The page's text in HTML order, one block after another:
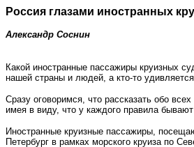
Россия глазами иностранных
Александр Соснин
Какой иностранные пассажиры круизных
нашей страны и людей, а кто-то
Сразу оговоримся, что рассказать обо
имея в виду, что у каждого правила
Иностранные круизные пассажиры,
Петербург в рамках морского круиза по